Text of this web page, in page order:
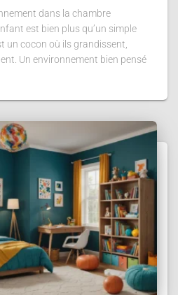
dans la chambre
est bien plus qu’un simple
un cocon où ils grandissent,
Un environnement bien pensé